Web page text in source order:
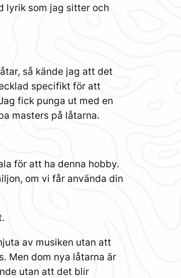
lyrik som jag sitter och
så kände jag att det
specifikt för att
fick punga ut med en
masters på låtarna.
för att ha denna hobby.
om vi får använda din
av musiken utan att
Men dom nya låtarna är
utan att det blir